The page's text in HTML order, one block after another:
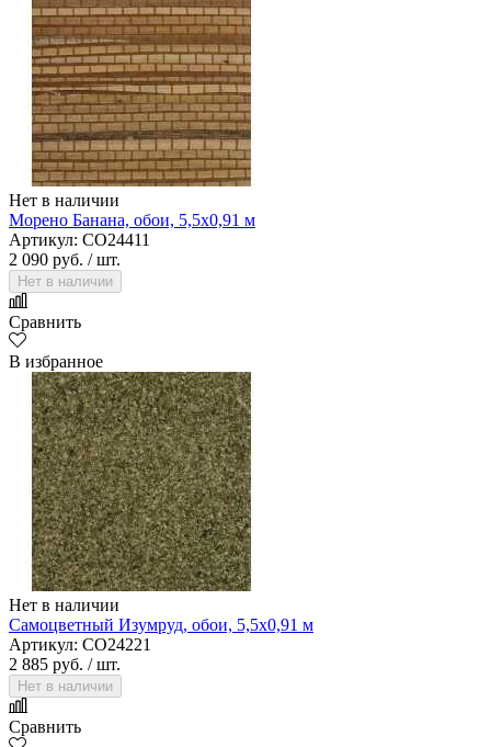
Нет в наличии
Морено Банана, обои, 5,5х0,91 м
Артикул: CO24411
2 090 руб. / шт.
Нет в наличии
Сравнить
В избранное
Нет в наличии
Самоцветный Изумруд, обои, 5,5х0,91 м
Артикул: CO24221
2 885 руб. / шт.
Нет в наличии
Сравнить